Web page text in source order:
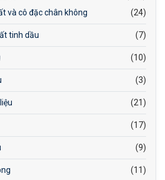
và cô đặc chân không
(24)
tinh dầu (7)
(10)
(3)
(21)
(17)
(9)
(11)